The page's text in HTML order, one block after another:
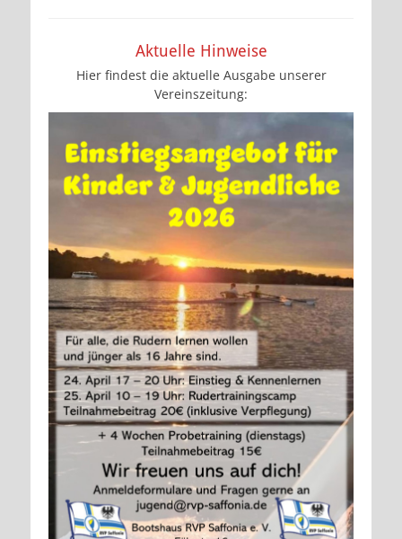
Aktuelle Hinweise
Hier findest die aktuelle Ausgabe unserer
Vereinszeitung: